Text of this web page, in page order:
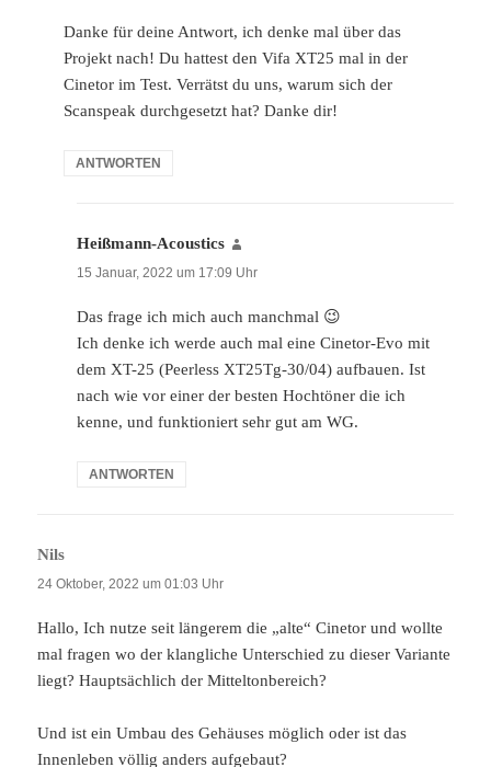
Danke für deine Antwort, ich denke mal über das
Projekt nach! Du hattest den Vifa XT25 mal in der
Cinetor im Test. Verrätst du uns, warum sich der
Scanspeak durchgesetzt hat? Danke dir!
ANTWORTEN
Heißmann-Acoustics
15 Januar, 2022 um 17:09 Uhr
Das frage ich mich auch manchmal 😉
Ich denke ich werde auch mal eine Cinetor-Evo mit
dem XT-25 (Peerless XT25Tg-30/04) aufbauen. Ist
nach wie vor einer der besten Hochtöner die ich
kenne, und funktioniert sehr gut am WG.
ANTWORTEN
Nils
24 Oktober, 2022 um 01:03 Uhr
Hallo, Ich nutze seit längerem die „alte“ Cinetor und wollte
mal fragen wo der klangliche Unterschied zu dieser Variante
liegt? Hauptsächlich der Mitteltonbereich?
Und ist ein Umbau des Gehäuses möglich oder ist das
Innenleben völlig anders aufgebaut?